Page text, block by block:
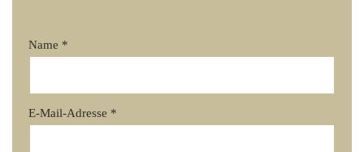
Name *
E-Mail-Adresse *